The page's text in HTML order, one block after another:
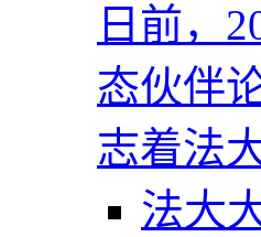
日前，
态伙伴
志着法
法大